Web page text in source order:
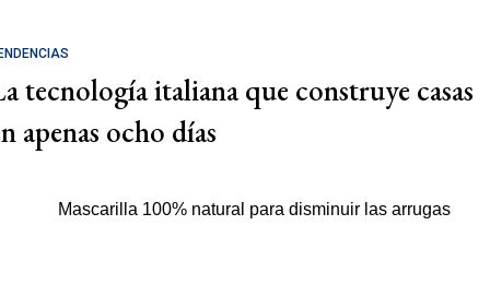
tecnología italiana que construye casas
apenas ocho días